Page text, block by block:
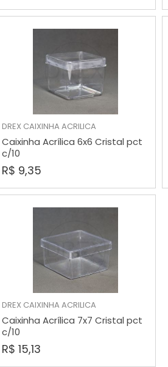
DREX CAIXINHA ACRILICA
Caixinha Acrílica 6x6 Cristal pct
c/10
R$ 9,35
COMPRAR
DREX CAIXINHA ACRILICA
Caixinha Acrílica 7x7 Cristal pct
c/10
R$ 15,13
COMPRAR